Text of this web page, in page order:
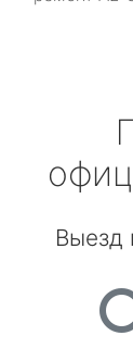
Выезд